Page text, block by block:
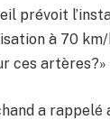
prévoit
à 70 km/
ces
a rappelé